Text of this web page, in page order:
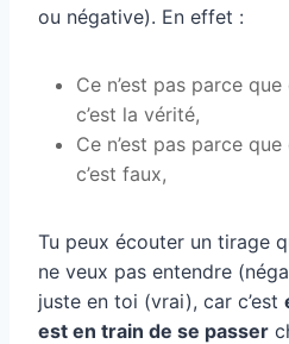
ou négative). En effet :
Ce n’est pas parce
c’est la vérité,
Ce n’est pas parce
c’est faux,
Tu peux écouter un tirage
ne veux pas entendre
juste en toi (vrai), car c’est
est en train de se passer